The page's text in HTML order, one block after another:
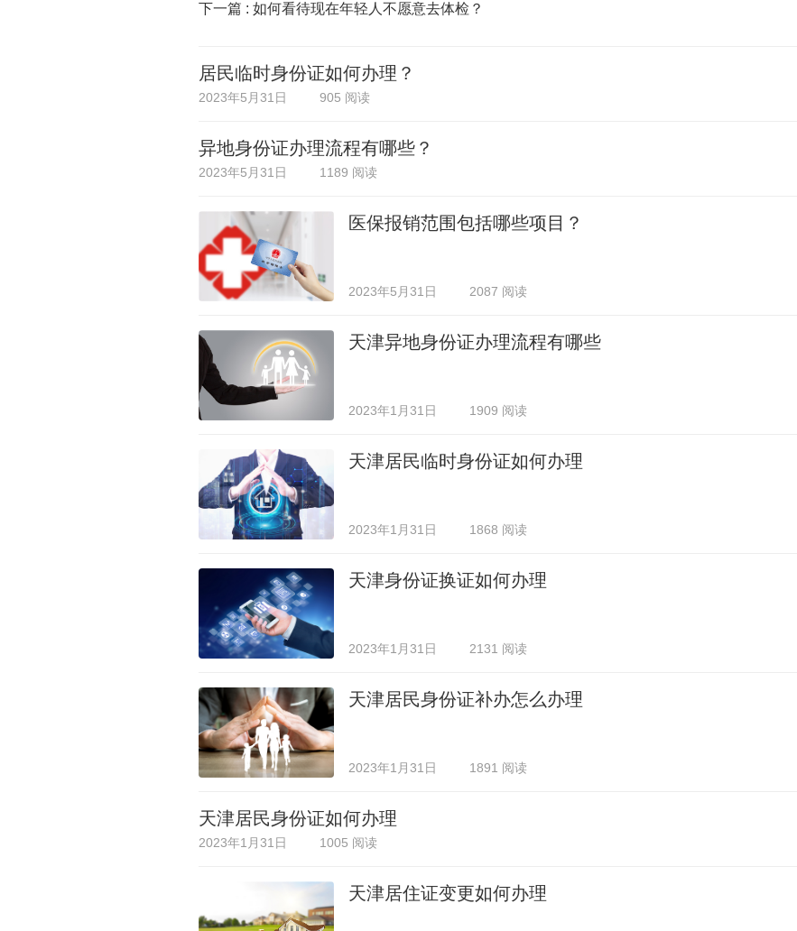
下一篇 : 如何看待现在年轻人不愿意去体检？
居民临时身份证如何办理？
2023年5月31日 905 阅读
异地身份证办理流程有哪些？
2023年5月31日 1189 阅读
医保报销范围包括哪些项目？
2023年5月31日 2087 阅读
天津异地身份证办理流程有哪些
2023年1月31日 1909 阅读
天津居民临时身份证如何办理
2023年1月31日 1868 阅读
天津身份证换证如何办理
2023年1月31日 2131 阅读
天津居民身份证补办怎么办理
2023年1月31日 1891 阅读
天津居民身份证如何办理
2023年1月31日 1005 阅读
天津居住证变更如何办理